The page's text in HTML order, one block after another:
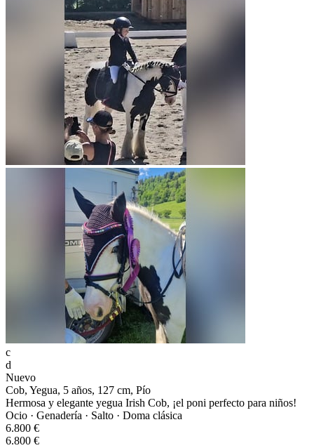
c
d
Nuevo
Cob, Yegua, 5 años, 127 cm, Pío
Hermosa y elegante yegua Irish Cob, ¡el poni perfecto para niños!
Ocio · Genadería · Salto · Doma clásica
6.800 €
6.800 €